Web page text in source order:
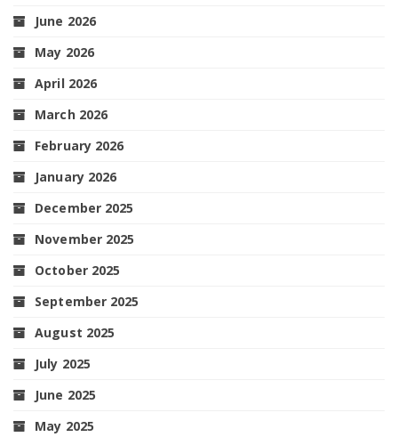
June 2026
May 2026
April 2026
March 2026
February 2026
January 2026
December 2025
November 2025
October 2025
September 2025
August 2025
July 2025
June 2025
May 2025